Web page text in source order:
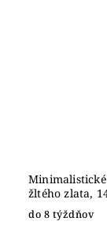
žltého zlata,
do 8 týždňov